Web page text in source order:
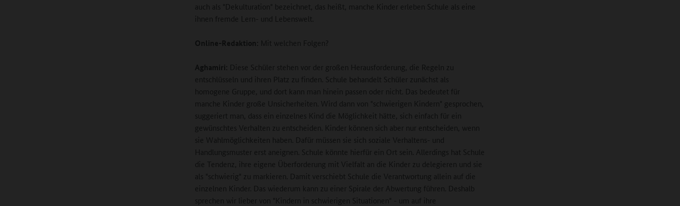
auch als "Dekulturation" bezeichnet, das heißt, manche Kinder erleben Schule als eine
ihnen fremde Lern- und Lebenswelt.
Online-Redaktion: Mit welchen Folgen?
Aghamiri: Diese Schüler stehen vor der großen Herausforderung, die Regeln zu
entschlüsseln und ihren Platz zu finden. Schule behandelt Schüler zunächst als
homogene Gruppe, und dort kann man hinein passen oder nicht. Das bedeutet für
manche Kinder große Unsicherheiten. Wird dann von "schwierigen Kindern" gesprochen,
suggeriert man, dass ein einzelnes Kind die Möglichkeit hätte, sich einfach für ein
gewünschtes Verhalten zu entscheiden. Kinder können sich aber nur entscheiden, wenn
sie Wahlmöglichkeiten haben. Dafür müssen sie sich soziale Verhaltens- und
Handlungsmuster erst aneignen. Schule könnte hierfür ein Ort sein. Allerdings hat Schule
die Tendenz, ihre eigene Überforderung mit Vielfalt an die Kinder zu delegieren und sie
als "schwierig" zu markieren. Damit verschiebt Schule die Verantwortung allein auf die
einzelnen Kinder. Das wiederum kann zu einer Spirale der Abwertung führen. Deshalb
sprechen wir lieber von "Kindern in schwierigen Situationen" - um auf ihre